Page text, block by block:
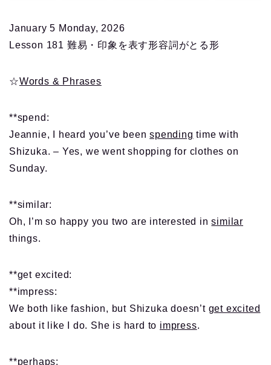
January 5 Monday, 2026
Lesson 181 難易・印象を表す形容詞がとる形
☆Words & Phrases
**spend:
Jeannie, I heard you’ve beenspending time with
Shizuka. – Yes, we went shopping for clothes on
Sunday.
**similar:
Oh, I’m so happy you two are interested insimilar
things.
**get excited:
**impress:
We both like fashion, but Shizuka doesn’t get excited
about it like I do. She is hard to impress.
**perhaps: